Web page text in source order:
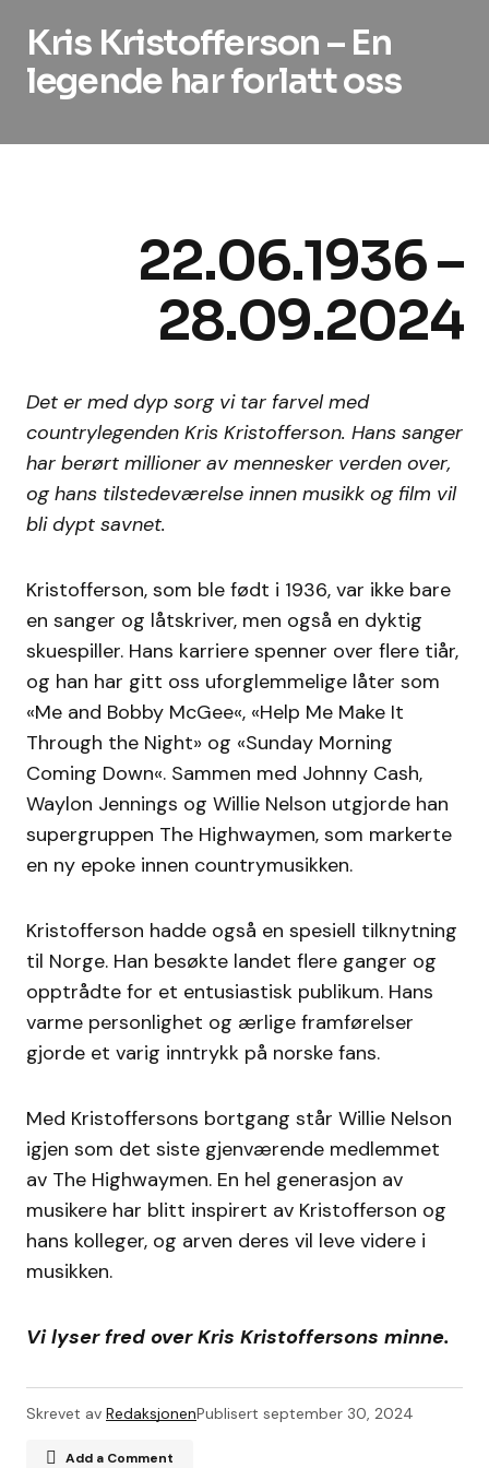
Kris Kristofferson – En
legende har forlatt oss
22.06.1936 –
28.09.2024
Det er med dyp sorg vi tar farvel med
countrylegenden Kris Kristofferson. Hans sanger
har berørt millioner av mennesker verden over,
og hans tilstedeværelse innen musikk og film vil
bli dypt savnet.
Kristofferson, som ble født i 1936, var ikke bare
en sanger og låtskriver, men også en dyktig
skuespiller. Hans karriere spenner over flere tiår,
og han har gitt oss uforglemmelige låter som
«Me and Bobby McGee«, «Help Me Make It
Through the Night» og «Sunday Morning
Coming Down«. Sammen med Johnny Cash,
Waylon Jennings og Willie Nelson utgjorde han
supergruppen The Highwaymen, som markerte
en ny epoke innen countrymusikken.
Kristofferson hadde også en spesiell tilknytning
til Norge. Han besøkte landet flere ganger og
opptrådte for et entusiastisk publikum. Hans
varme personlighet og ærlige framførelser
gjorde et varig inntrykk på norske fans.
Med Kristoffersons bortgang står Willie Nelson
igjen som det siste gjenværende medlemmet
av The Highwaymen. En hel generasjon av
musikere har blitt inspirert av Kristofferson og
hans kolleger, og arven deres vil leve videre i
musikken.
Vi lyser fred over Kris Kristoffersons minne.
Skrevet av RedaksjonenPublisert september 30, 2024
Add a Comment